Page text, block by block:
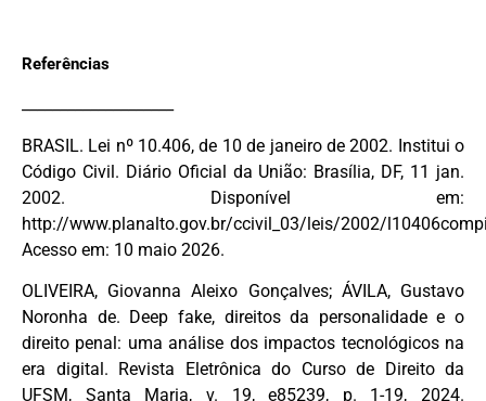
Referências
BRASIL. Lei nº 10.406, de 10 de janeiro de 2002. Institui o
Código Civil. Diário Oficial da União: Brasília, DF, 11 jan.
2002. Disponível em:
http://www.planalto.gov.br/ccivil_03/leis/2002/
Acesso em: 10 maio 2026.
OLIVEIRA, Giovanna Aleixo Gonçalves; ÁVILA, Gustavo
Noronha de. Deep fake, direitos da personalidade e o
direito penal: uma análise dos impactos tecnológicos na
era digital. Revista Eletrônica do Curso de Direito da
UFSM, Santa Maria, v. 19, e85239, p. 1-19, 2024.